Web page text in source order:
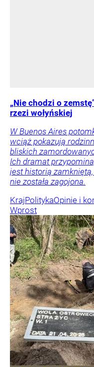
„Nie chodzi o
rzezi wołyńskiej
W Buenos Aires
wciąż pokazują
bliskich
Ich dramat
jest historią
nie została zagojona.
KrajPolitykaOpinie i
Wprost